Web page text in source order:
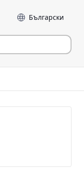
Język